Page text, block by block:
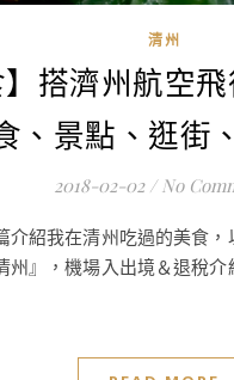
清州
搭濟州航空
、景點、逛街
2018-02-02 / No
紹我在清州吃過的美食
州』，機場入出境＆退稅